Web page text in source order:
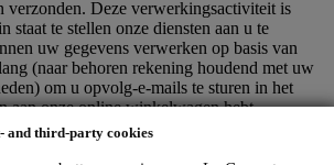
and third-party cookies
verzonden. Deze verwerkingsactiviteit is
staat te stellen onze diensten aan u te
uw gegevens verwerken op basis van
(naar behoren rekening houdend met uw
om u opvolg-e-mails te sturen in het
aan onze online winkelwagen hebt
de aankoop af te ronden. Als u de
een bepaalde periode afrondt, worden er